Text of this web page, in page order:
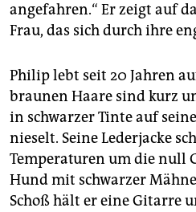
angefahren.“ Er zeigt auf
Frau, das sich durch ihre
Philip lebt seit 20 Jahren
braunen Haare sind kurz
in schwarzer Tinte auf
nieselt. Seine Lederjacke
Temperaturen um die null
Hund mit schwarzer
Schoß hält er eine Gitarre